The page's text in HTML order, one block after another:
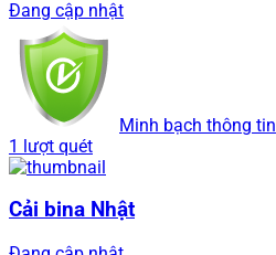
Đang cập nhật
Minh bạch thông tin
1 lượt quét
Cải bina Nhật